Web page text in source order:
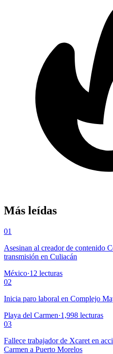
Más leídas
01
Asesinan al creador de contenido
transmisión en Culiacán
México·12 lecturas
02
Inicia paro laboral en Complejo
Playa del Carmen·1,998 lecturas
03
Fallece trabajador de Xcaret en
Carmen a Puerto Morelos